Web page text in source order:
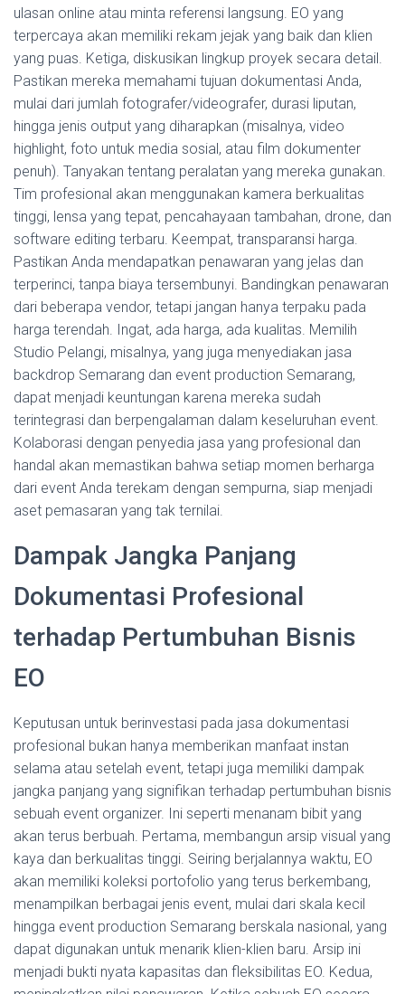
ulasan online atau minta referensi langsung. EO yang
terpercaya akan memiliki rekam jejak yang baik dan klien
yang puas. Ketiga, diskusikan lingkup proyek secara detail.
Pastikan mereka memahami tujuan dokumentasi Anda,
mulai dari jumlah fotografer/videografer, durasi liputan,
hingga jenis output yang diharapkan (misalnya, video
highlight, foto untuk media sosial, atau film dokumenter
penuh). Tanyakan tentang peralatan yang mereka gunakan.
Tim profesional akan menggunakan kamera berkualitas
tinggi, lensa yang tepat, pencahayaan tambahan, drone, dan
software editing terbaru. Keempat, transparansi harga.
Pastikan Anda mendapatkan penawaran yang jelas dan
terperinci, tanpa biaya tersembunyi. Bandingkan penawaran
dari beberapa vendor, tetapi jangan hanya terpaku pada
harga terendah. Ingat, ada harga, ada kualitas. Memilih
Studio Pelangi, misalnya, yang juga menyediakan jasa
backdrop Semarang dan event production Semarang,
dapat menjadi keuntungan karena mereka sudah
terintegrasi dan berpengalaman dalam keseluruhan event.
Kolaborasi dengan penyedia jasa yang profesional dan
handal akan memastikan bahwa setiap momen berharga
dari event Anda terekam dengan sempurna, siap menjadi
aset pemasaran yang tak ternilai.
Dampak Jangka Panjang
Dokumentasi Profesional
terhadap Pertumbuhan Bisnis
EO
Keputusan untuk berinvestasi pada jasa dokumentasi
profesional bukan hanya memberikan manfaat instan
selama atau setelah event, tetapi juga memiliki dampak
jangka panjang yang signifikan terhadap pertumbuhan bisnis
sebuah event organizer. Ini seperti menanam bibit yang
akan terus berbuah. Pertama, membangun arsip visual yang
kaya dan berkualitas tinggi. Seiring berjalannya waktu, EO
akan memiliki koleksi portofolio yang terus berkembang,
menampilkan berbagai jenis event, mulai dari skala kecil
hingga event production Semarang berskala nasional, yang
dapat digunakan untuk menarik klien-klien baru. Arsip ini
menjadi bukti nyata kapasitas dan fleksibilitas EO. Kedua,